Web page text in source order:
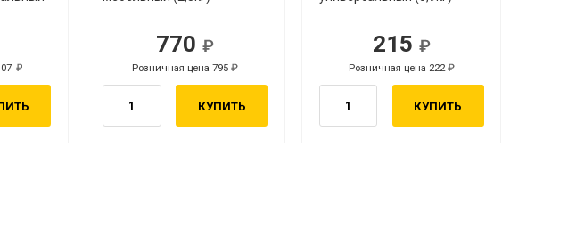
770
Розничная цена 795
КУПИТЬ
215
Розничная цена 222
КУПИТЬ